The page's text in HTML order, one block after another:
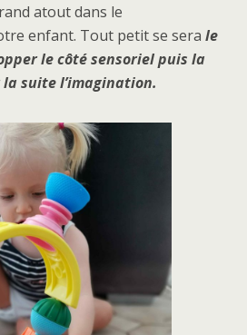
atout dans le
enfant. Tout petit se sera le
le côté sensoriel puis la
suite l’imagination.